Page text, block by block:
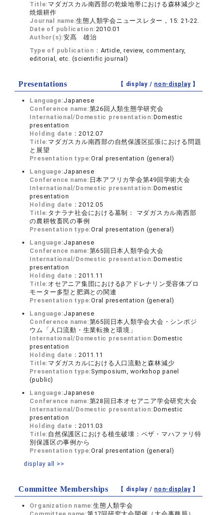
Title: マダガスカル南西部の乾燥地帯における森林減少と
焼畑耕作
Journal name:生態人類学会ニュースレター，15: 21-22.
Date of publication:2010.01
Author(s):安髙 雄治
Type of publication： Article, review, commentary,
editorial, etc. (scientific journal)
Presentations 【 display / non-display】
Language:Japanese
Conference name:第26回人類生態学研究会
International/Domestic presentation:Domestic
presentation
Holding date：2012.07
Title: マダガスカル南西部の自然保護区拡張における問題
と展望
Presentation type:Oral presentation (general)
Language:Japanese
Conference name: 日本アフリカ学会第49回学術大会
International/Domestic presentation:Domestic
presentation
Holding date：2012.05
Title: タナラナ社会における墓制： マダガスカル南西部
の農耕牧畜民の事例
Presentation type:Oral presentation (general)
Language:Japanese
Conference name:第65回日本人類学会大会
International/Domestic presentation:Domestic
presentation
Holding date：2011.11
Title: オセアニア集団におけるβアドレナリン受容体プロ
モーター多型と肥満との関連
Presentation type:Oral presentation (general)
Language:Japanese
Conference name:第65回日本人類学会大会・シンポジ
ウム「人口流動・生業転換と環境」
International/Domestic presentation:Domestic
presentation
Holding date：2011.11
Title: マダガスカルにおける人口流動と森林減少
Presentation type: Symposium, workshop panel
(public)
Language:Japanese
Conference name:第28回日本オセアニア学会研究大会
International/Domestic presentation:Domestic
presentation
Holding date：2011.03
Title: 自然保護区における植生破壊：ベザ・マハファリ特
別保護区の事例から
Presentation type:Oral presentation (general)
display all >>
Committee Memberships 【 display / non-display】
Organization name:生態人類学会